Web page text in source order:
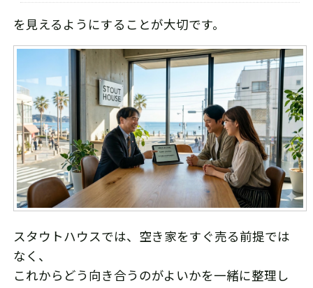
を見えるようにすることが大切です。
スタウトハウスでは、空き家をすぐ売る前提では
なく、
これからどう向き合うのがよいかを一緒に整理し